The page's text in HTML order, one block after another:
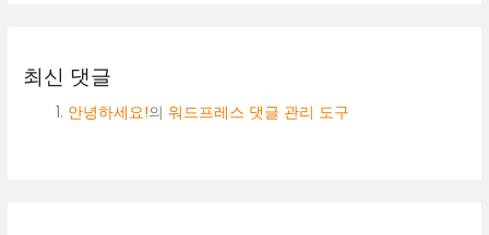
최신 댓글
안녕하세요!의워드프레스 댓글 관리 도구